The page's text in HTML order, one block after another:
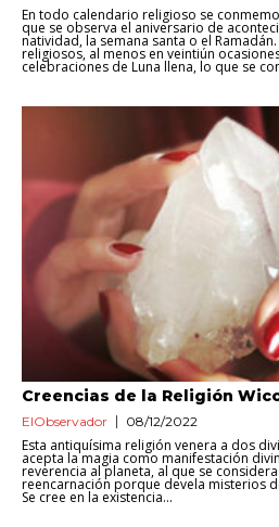
En todo calendario religioso se
que se observa el aniversario de
natividad, la semana santa o el
religiosos, al menos en veintiún
celebraciones de Luna llena, lo que se
Creencias de la Religión
ElObservador 08/12/2022
Esta antiquísima religión venera a dos
acepta la magia como manifestación
reverencia al planeta, al que se
reencarnación porque devela misterios
Se cree en la existencia...